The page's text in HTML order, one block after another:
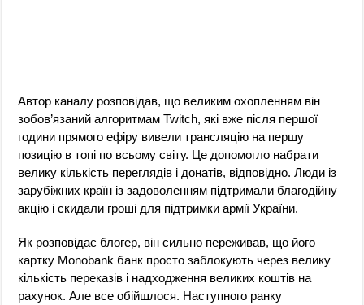
Автор каналу розповідав, що великим охопленням він
зобов’язаний алгоритмам Twitch, які вже після першої
години прямого ефіру вивели трансляцію на першу
позицію в топі по всьому світу. Це допомогло набрати
велику кількість переглядів і донатів, відповідно. Люди із
зарубіжних країн із задоволенням підтримали благодійну
акцію і скидали гроші для підтримки армії України.
Як розповідає блогер, він сильно переживав, що його
картку Monobank банк просто заблокують через велику
кількість переказів і надходження великих коштів на
рахунок. Але все обійшлося. Наступного ранку